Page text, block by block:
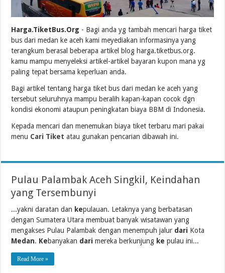
Harga.TiketBus.Org - Bagi anda yg tambah mencari harga tiket
bus dari medan ke aceh kami meyediakan informasinya yang
terangkum berasal beberapa artikel blog harga.tiketbus.org.
kamu mampu menyeleksi artikel-artikel bayaran kupon mana yg
paling tepat bersama keperluan anda.
Bagi artikel tentang harga tiket bus dari medan ke aceh yang
tersebut seluruhnya mampu beralih kapan-kapan cocok dgn
kondisi ekonomi ataupun peningkatan biaya BBM di Indonesia.
Kepada mencari dan menemukan biaya tiket terbaru mari pakai
menu Cari Tiket atau gunakan pencarian dibawah ini.
Pulau Palambak Aceh Singkil, Keindahan
yang Tersembunyi
...yakni daratan dan kepulauan. Letaknya yang berbatasan
dengan Sumatera Utara membuat banyak wisatawan yang
mengakses Pulau Palambak dengan menempuh jalur dari Kota
Medan. Kebanyakan dari mereka berkunjung ke pulau ini...
Read More »